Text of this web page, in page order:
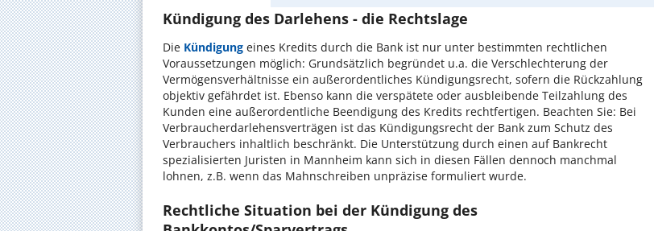
Kündigung des Darlehens - die Rechtslage
Die Kündigung eines Kredits durch die Bank ist nur unter bestimmten rechtlichen
Voraussetzungen möglich: Grundsätzlich begründet u.a. die Verschlechterung der
Vermögensverhältnisse ein außerordentliches Kündigungsrecht, sofern die Rückzahlung
objektiv gefährdet ist. Ebenso kann die verspätete oder ausbleibende Teilzahlung des
Kunden eine außerordentliche Beendigung des Kredits rechtfertigen. Beachten Sie: Bei
Verbraucherdarlehensverträgen ist das Kündigungsrecht der Bank zum Schutz des
Verbrauchers inhaltlich beschränkt. Die Unterstützung durch einen auf Bankrecht
spezialisierten Juristen in Mannheim kann sich in diesen Fällen dennoch manchmal
lohnen, z.B. wenn das Mahnschreiben unpräzise formuliert wurde.
Rechtliche Situation bei der Kündigung des